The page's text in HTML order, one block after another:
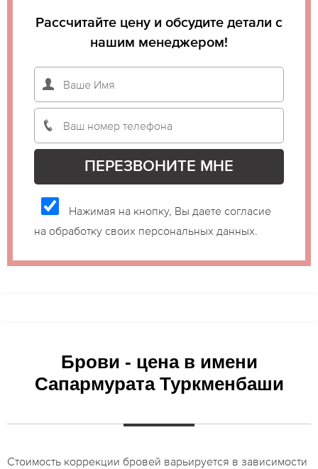
Рассчитайте цену и обсудите детали с
нашим менеджером!
Нажимая на кнопку, Вы даете согласие
на обработку своих персональных данных.
Брови - цена в имени
Сапармурата Туркменбаши
Стоимость коррекции бровей варьируется в зависимости